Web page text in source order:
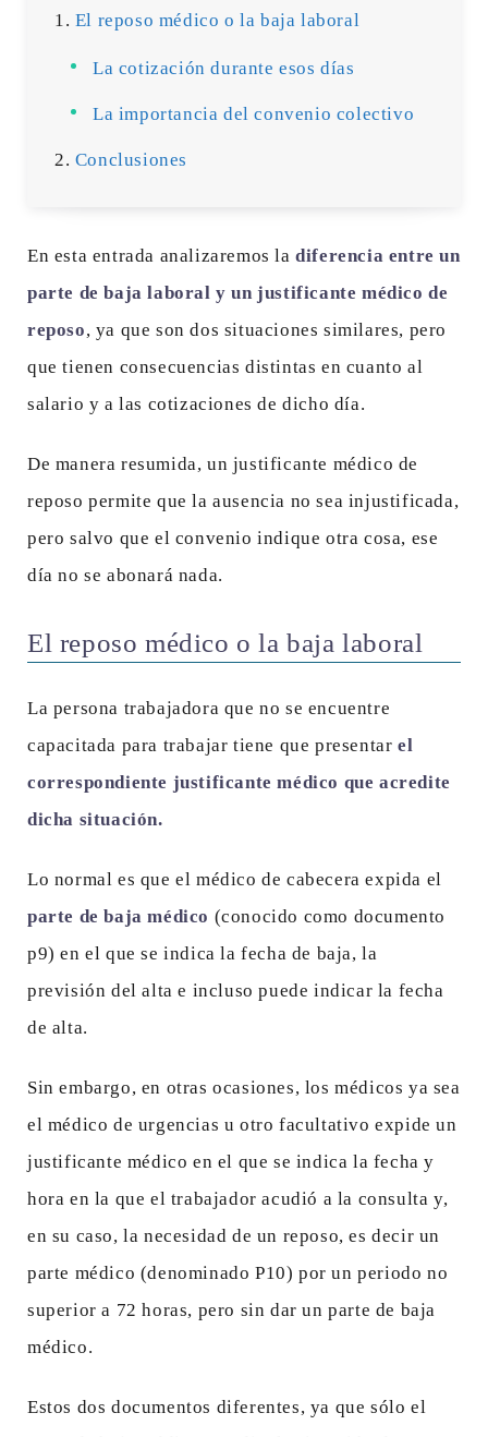
El reposo médico o la baja laboral
La cotización durante esos días
La importancia del convenio colectivo
Conclusiones
En esta entrada analizaremos la diferencia entre un
parte de baja laboral y un justificante médico de
reposo, ya que son dos situaciones similares, pero
que tienen consecuencias distintas en cuanto al
salario y a las cotizaciones de dicho día.
De manera resumida, un justificante médico de
reposo permite que la ausencia no sea injustificada,
pero salvo que el convenio indique otra cosa, ese
día no se abonará nada.
El reposo médico o la baja laboral
La persona trabajadora que no se encuentre
capacitada para trabajar tiene que presentarel
correspondiente justificante médico que acredite
dicha situación.
Lo normal es que el médico de cabecera expida el
parte de baja médico (conocido como documento
p9) en el que se indica la fecha de baja, la
previsión del alta e incluso puede indicar la fecha
de alta.
Sin embargo, en otras ocasiones, los médicos ya sea
el médico de urgencias u otro facultativo expide un
justificante médico en el que se indica la fecha y
hora en la que el trabajador acudió a la consulta y,
en su caso, la necesidad de un reposo, es decir un
parte médico (denominado P10) por un periodo no
superior a 72 horas, pero sin dar un parte de baja
médico.
Estos dos documentos diferentes, ya que sólo el